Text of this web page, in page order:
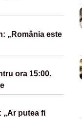
„România este
ora 15:00.
„Ar putea fi